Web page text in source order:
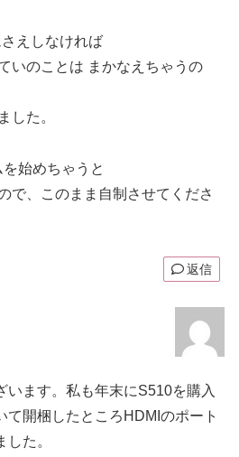
えしなければ
いのことは まかなえちゃうの
した。
始めちゃうと
で、このまま自制させてくださ
返信
います。私も年末にS510を購入
て開梱したところHDMIのポート
た。